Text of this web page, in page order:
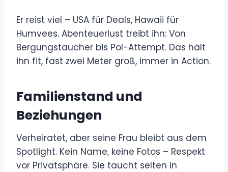
Er reist viel – USA für Deals, Hawaii für
Humvees. Abenteuerlust treibt ihn: Von
Bergungstaucher bis Pol-Attempt. Das hält
ihn fit, fast zwei Meter groß, immer in Action.
Familienstand und
Beziehungen
Verheiratet, aber seine Frau bleibt aus dem
Spotlight. Kein Name, keine Fotos – Respekt
vor Privatsphäre. Sie taucht selten in